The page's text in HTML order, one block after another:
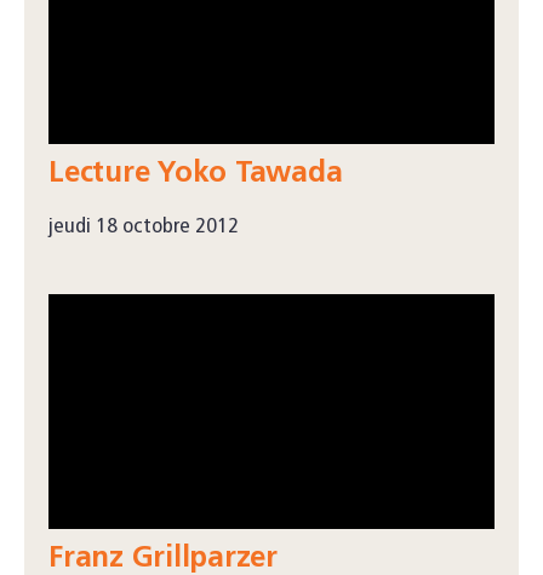
Lecture Yoko Tawada
jeudi 18 octobre 2012
Franz Grillparzer